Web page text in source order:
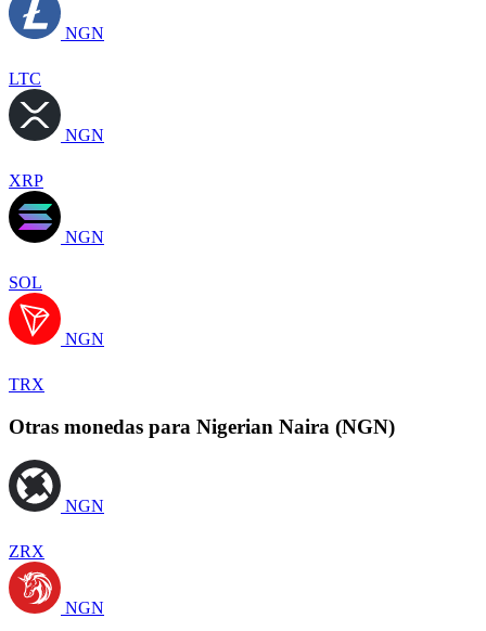
NGN
LTC
NGN
XRP
NGN
SOL
NGN
TRX
Otras monedas para Nigerian Naira (NGN)
NGN
ZRX
NGN